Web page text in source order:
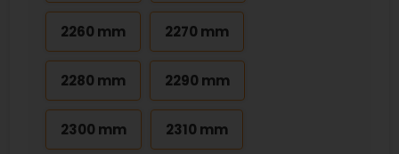
2260 mm 2270 mm
2280 mm 2290 mm
2300 mm 2310 mm